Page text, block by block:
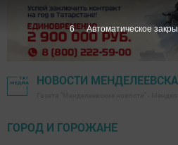
НОВОСТИ МЕНДЕЛЕЕВСКА
ГОРОД И ГОРОЖАНЕ
5 Автоматическое